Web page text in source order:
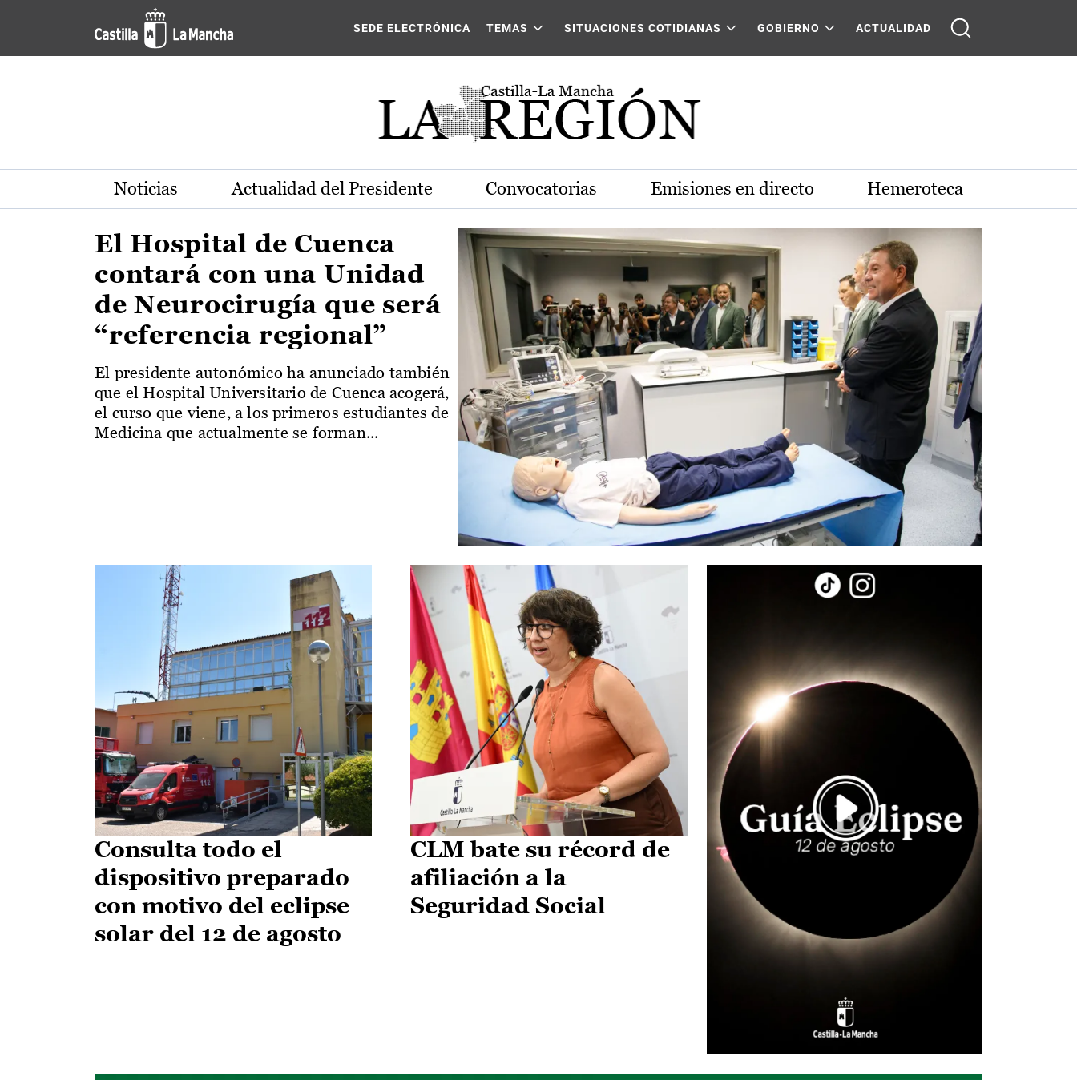
Pasar al contenido principal
Actualidad de la región de Castilla-La Mancha
SEDE ELECTRÓNICA TEMAS SITUACIONES COTIDIANAS GOBIERNO ACTUALIDAD
Noticias Actualidad del Presidente Convocatorias Emisiones en directo Hemeroteca
El Hospital de Cuenca
contará con una Unidad
de Neurocirugía que será
“referencia regional”
El presidente autonómico ha anunciado también
que el Hospital Universitario de Cuenca acogerá,
el curso que viene, a los primeros estudiantes de
Medicina que actualmente se forman...
Consulta todo el
dispositivo preparado
con motivo del eclipse
solar del 12 de agosto
CLM bate su récord de
afiliación a la
Seguridad Social